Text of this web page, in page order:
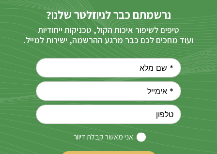
נרשמתם כבר לניוזלטר שלנו?
טיפים לשיפור איכות הקול, טכניקות ייחודיות
ועוד מחכים לכם כבר מרגע ההרשמה, ישירות למייל.
אני מאשר קבלת דיוור